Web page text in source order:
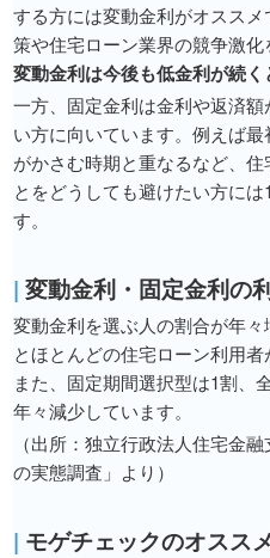
する方には変動金利がオスス
策や住宅ローン業界の競争激化
変動金利は今後も低金利が続く
一方、固定金利は金利や返済
い方に向いています。例えば
がかさむ時期と重なるなど、
とをどうしても避けたい方に
す。
| 変動金利・固定金利の
変動金利を選ぶ人の割合が年
とほとんどの住宅ローン利用者
また、固定期間選択型は1割、
年々減少しています。
（出所：独立行政法人住宅金
の実態調査」より）
| モゲチェックのオスス